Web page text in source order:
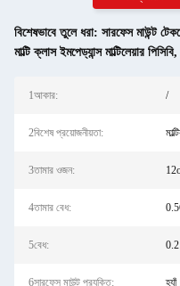
বিশেষভাবে তুলে ধরা: সারফেস মাউন্ট
মাল্টি ক্লাস ইমপেড্যান্স মাল্টিলেয়ার পিসিবি,
1আকার: /
2বিশেষ প্রয়োজনীয়তা:
3তামার ওজন:
4তামার বেধ:
5বেধ: 0.2
6সারফেস মাউন্ট প্রযুক্তি: